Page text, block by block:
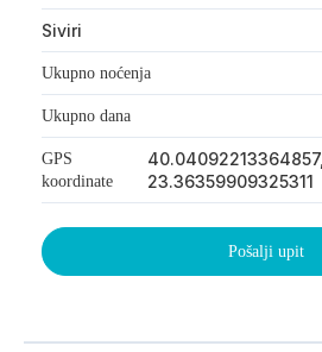
Siviri
Ukupno noćenja
Ukupno dana
GPS
koordinate
40.04092213364857,
23.36359909325311
Pošalji upit